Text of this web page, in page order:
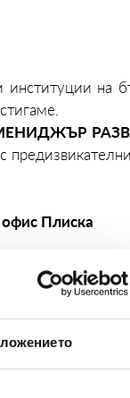
на
офис Плиска